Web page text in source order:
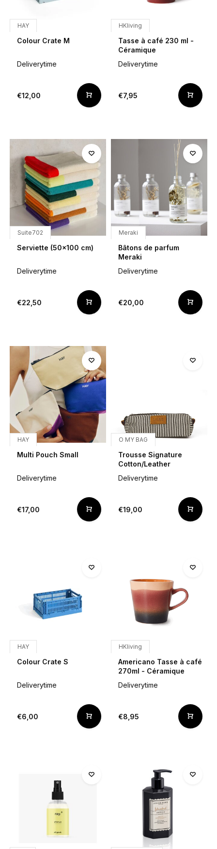
HAY
Colour Crate M
Deliverytime
€12,00
HKliving
Tasse à café 230 ml -
Céramique
Deliverytime
€7,95
Suite702
Serviette (50x100 cm)
Deliverytime
€22,50
Meraki
Bâtons de parfum
Meraki
Deliverytime
€20,00
HAY
Multi Pouch Small
Deliverytime
€17,00
O MY BAG
Trousse Signature
Cotton/Leather
Deliverytime
€19,00
HAY
Colour Crate S
Deliverytime
€6,00
HKliving
Americano Tasse à café
270ml - Céramique
Deliverytime
€8,95